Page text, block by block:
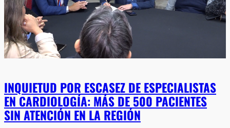
INQUIETUD POR ESCASEZ DE ESPECIALISTAS
EN CARDIOLOGÍA: MÁS DE 500 PACIENTES
SIN ATENCIÓN EN LA REGIÓN